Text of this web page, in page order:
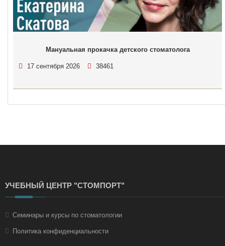
Мануальная прокачка детского стоматолога
17 сентября 2026 38461
УЧЕБНЫЙ ЦЕНТР "СТОМПОРТ"
Семинары и курсы по стоматологии
Политика конфиденциальности